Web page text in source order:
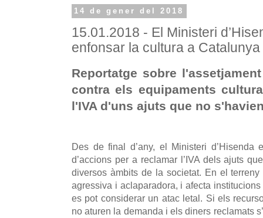
14 de gener del 2018
15.01.2018 - El Ministeri
enfonsar la cultura a Catalunya
Reportatge sobre
contra els equipaments
l'IVA d'uns ajuts que no
Des de final d’any, el Ministeri d’Hisenda
d’accions per a reclamar l’IVA dels ajuts
diversos àmbits de la societat. En el
agressiva i aclaparadora, i afecta
es pot considerar un atac letal. Si els
no aturen la demanda i els diners reclamats